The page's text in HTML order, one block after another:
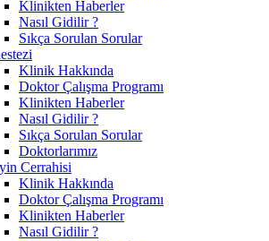
Klinikten Haberler
Nasıl Gidilir ?
Sıkça Sorulan Sorular
Klinik Hakkında
Doktor Çalışma Programı
Klinikten Haberler
Nasıl Gidilir ?
Sıkça Sorulan Sorular
Doktorlarımız
Cerrahisi
Klinik Hakkında
Doktor Çalışma Programı
Klinikten Haberler
Nasıl Gidilir ?